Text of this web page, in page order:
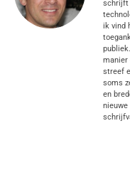
schrijft
ik vind
manier
streef
soms
en